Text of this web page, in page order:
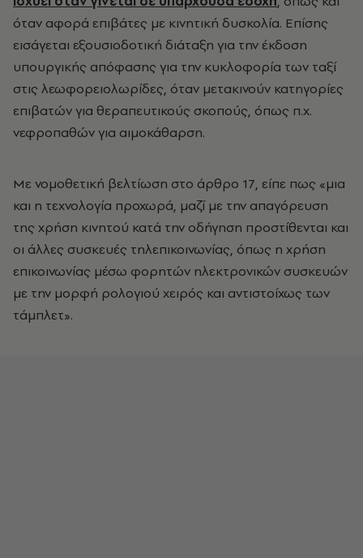
όταν αφορά επιβάτες με κινητική δυσκολία. Επίσης
εισάγεται εξουσιοδοτική διάταξη για την έκδοση
υπουργικής απόφασης για την κυκλοφορία των ταξί
στις λεωφορειολωρίδες, όταν μετακινούν κατηγορίες
επιβατών για θεραπευτικούς σκοπούς, όπως π.χ.
νεφροπαθών για αιμοκάθαρση.
Με νομοθετική βελτίωση στο άρθρο 17, είπε πως «μια
και η τεχνολογία προχωρά, μαζί με την απαγόρευση
της χρήση κινητού κατά την οδήγηση προστίθενται και
οι άλλες συσκευές τηλεπικοινωνίας, όπως η χρήση
επικοινωνίας μέσω φορητών ηλεκτρονικών συσκευών
με την μορφή ρολογιού χειρός και αντιστοίχως των
τάμπλετ».